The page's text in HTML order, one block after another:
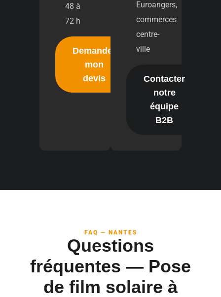
48 à
72 h
Demander
mon
devis
Euroangers,
commerces
centre-
ville
Contacter
notre
équipe
B2B
FAQ — NANTES
Questions
fréquentes — Pose
de film solaire à